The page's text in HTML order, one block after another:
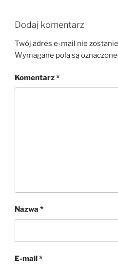
Dodaj komentarz
Twój adres e-mail nie
Wymagane pola są oznaczone
Komentarz*
Nazwa *
E-mail *